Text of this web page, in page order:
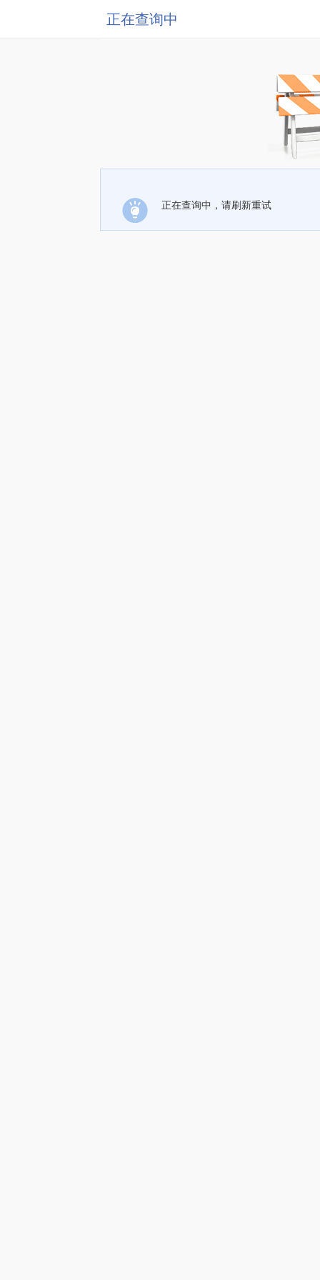
正在查询中
正在查询中，请刷新重试